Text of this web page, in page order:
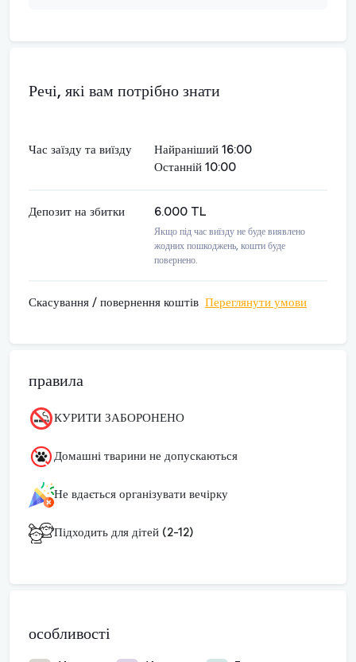
Речі, які вам потрібно знати
Час заїзду та виїзду
Найраніший 16:00
Останній 10:00
Депозит на збитки 6.000 TL
Якщо під час виїзду не буде виявлено
жодних пошкоджень, кошти буде
повернено.
Скасування / повернення коштів Переглянути умови
правила
КУРИТИ ЗАБОРОНЕНО
Домашні тварини не допускаються
Не вдається організувати вечірку
Підходить для дітей (2-12)
особливості